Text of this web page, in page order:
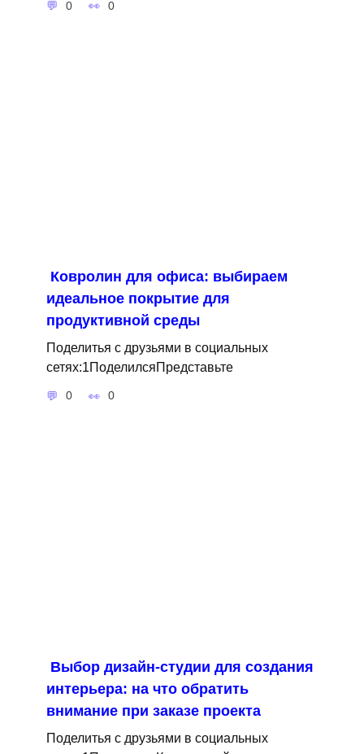
0 0
Ковролин для офиса: выбираем
идеальное покрытие для
продуктивной среды
Поделитья с друзьями в социальных
сетях:1ПоделилсяПредставьте
0 0
Выбор дизайн-студии для создания
интерьера: на что обратить
внимание при заказе проекта
Поделитья с друзьями в социальных